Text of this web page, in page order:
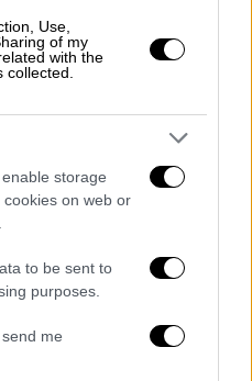
Use,
of my
with the
storage
on web or
to be sent to
purposes.
me